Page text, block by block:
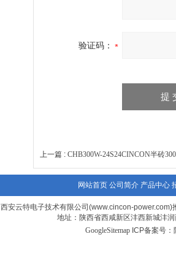
验证码：
上一篇 : CHB300W-24S24CINCON半砖
网站首页 公司简介 产品中心
西安云特电子技术有限公司(www.cincon-
地址：陕西省西咸新区沣西新城沣
GoogleSitemap ICP备案号：